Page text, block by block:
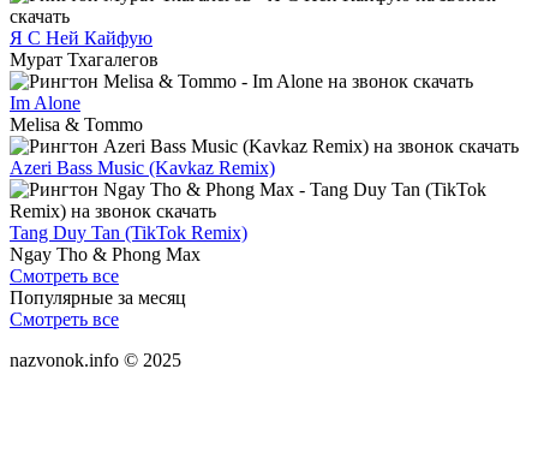
Я С Ней Кайфую
Мурат Тхагалегов
Im Alone
Melisa & Tommo
Azeri Bass Music (Kavkaz Remix)
Tang Duy Tan (TikTok Remix)
Ngay Tho & Phong Max
Смотреть все
Популярные за месяц
Смотреть все
nazvonok.info © 2025